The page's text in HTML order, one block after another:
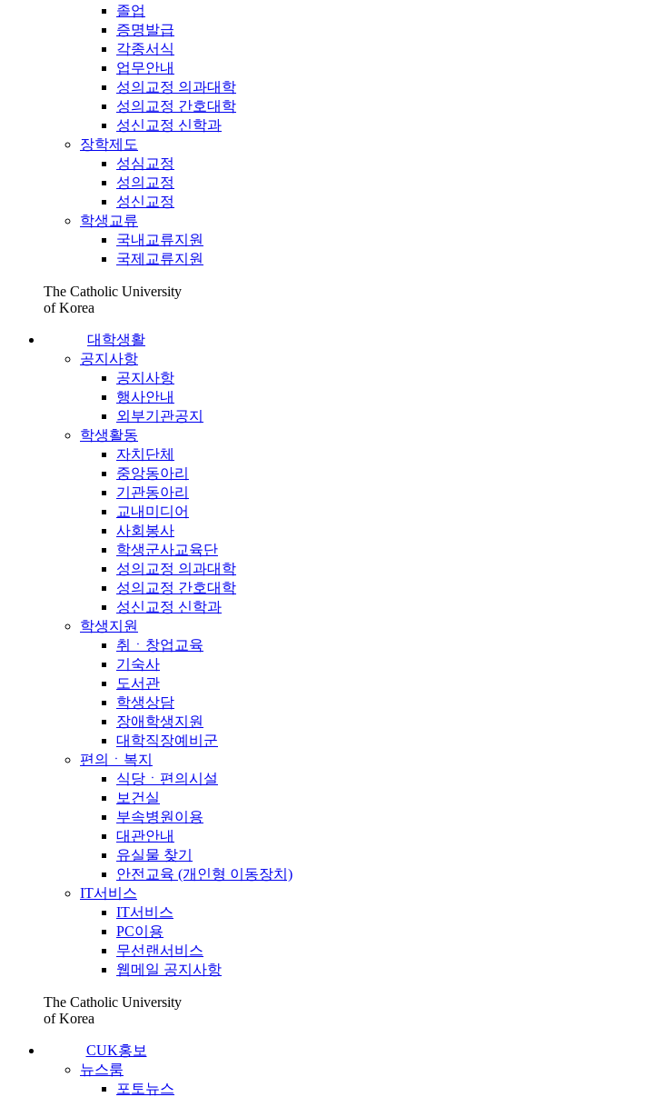
졸업
증명발급
각종서식
업무안내
성의교정 의과대학
성의교정 간호대학
성신교정 신학과
장학제도
성심교정
성의교정
성신교정
학생교류
국내교류지원
국제교류지원
The Catholic University
of Korea
대학생활
공지사항
공지사항
행사안내
외부기관공지
학생활동
자치단체
중앙동아리
기관동아리
교내미디어
사회봉사
학생군사교육단
성의교정 의과대학
성의교정 간호대학
성신교정 신학과
학생지원
취ㆍ창업교육
기숙사
도서관
학생상담
장애학생지원
대학직장예비군
편의ㆍ복지
식당ㆍ편의시설
보건실
부속병원이용
대관안내
유실물 찾기
안전교육 (개인형 이동장치)
IT서비스
IT서비스
PC이용
무선랜서비스
웹메일 공지사항
The Catholic University
of Korea
CUK홍보
뉴스룸
포토뉴스